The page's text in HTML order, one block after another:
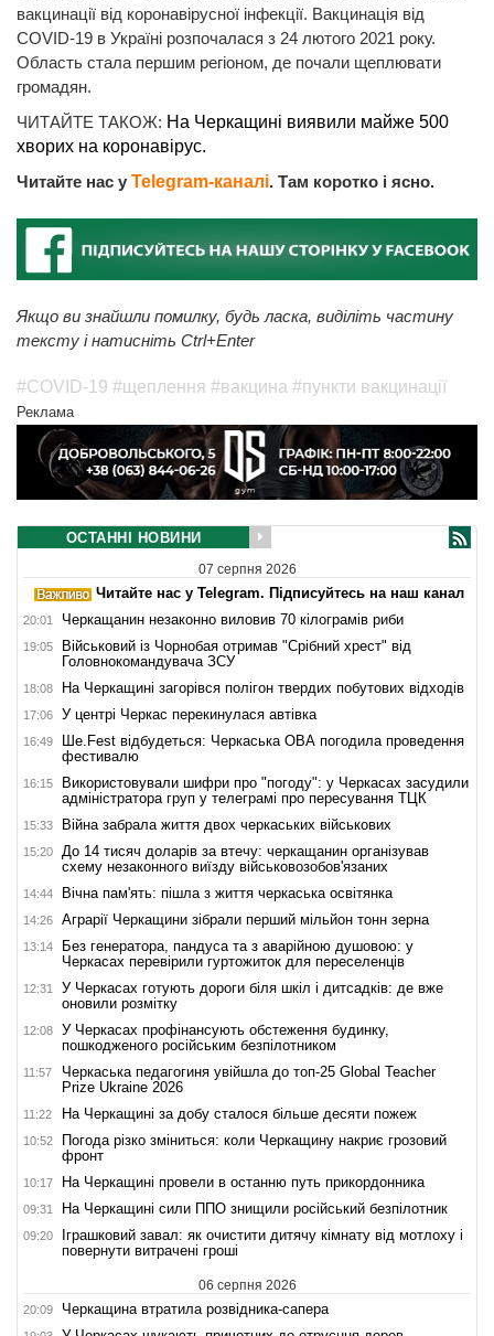
вакцинації від коронавірусної інфекції. Вакцинація від
COVID-19 в Україні розпочалася з 24 лютого 2021 року.
Область стала першим регіоном, де почали щеплювати
громадян.
ЧИТАЙТЕ ТАКОЖ: На Черкащині виявили майже 500
хворих на коронавірус.
Читайте нас у Telegram-каналі. Там коротко і ясно.
Якщо ви знайшли помилку, будь ласка, виділіть частину
тексту і натисніть Ctrl+Enter
#COVID-19 #щеплення #вакцина #пункти вакцинації
Реклама
ОСТАННІ НОВИНИ
07 серпня 2026
Читайте нас у Telegram. Підписуйтесь на наш канал
20:01 Черкащанин незаконно виловив 70 кілограмів риби
19:05
Військовий із Чорнобая отримав "Срібний хрест" від
Головнокомандувача ЗСУ
18:08 На Черкащині загорівся полігон твердих побутових відходів
17:06 У центрі Черкас перекинулася автівка
16:49
Ше.Fest відбудеться: Черкаська ОВА погодила проведення
фестивалю
16:15
Використовували шифри про "погоду": у Черкасах засудили
адміністратора груп у телеграмі про пересування ТЦК
15:33 Війна забрала життя двох черкаських військових
15:20
До 14 тисяч доларів за втечу: черкащанин організував
схему незаконного виїзду військовозобов'язаних
14:44 Вічна пам'ять: пішла з життя черкаська освітянка
14:26 Аграрії Черкащини зібрали перший мільйон тонн зерна
13:14
Без генератора, пандуса та з аварійною душовою: у
Черкасах перевірили гуртожиток для переселенців
12:31
У Черкасах готують дороги біля шкіл і дитсадків: де вже
оновили розмітку
12:08
У Черкасах профінансують обстеження будинку,
пошкодженого російським безпілотником
11:57
Черкаська педагогиня увійшла до топ-25 Global Teacher
Prize Ukraine 2026
11:22 На Черкащині за добу сталося більше десяти пожеж
10:52
Погода різко зміниться: коли Черкащину накриє грозовий
фронт
10:17 На Черкащині провели в останню путь прикордонника
09:31 На Черкащині сили ППО знищили російський безпілотник
09:20
Іграшковий завал: як очистити дитячу кімнату від мотлоху і
повернути витрачені гроші
06 серпня 2026
20:09 Черкащина втратила розвідника-сапера